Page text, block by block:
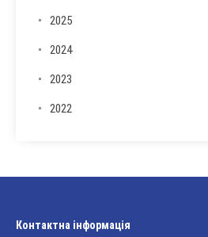
2025
2024
2023
2022
Контактна інформація